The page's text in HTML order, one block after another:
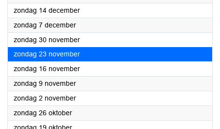
zondag 14 december2025
zondag 7 december2025
zondag 30 november2025
zondag 23 november2025
zondag 16 november2025
zondag 9 november2025
zondag 2 november2025
zondag 26 oktober2025
2025